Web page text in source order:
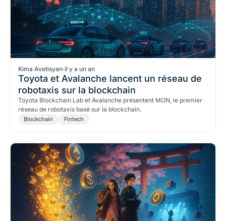
Kima Avetisyan·il y a un an
Toyota et Avalanche lancent un réseau de
robotaxis sur la blockchain
Toyota Blockchain Lab et Avalanche présentent MON, le premier
réseau de robotaxis basé sur la blockchain.
Blockchain Fintech